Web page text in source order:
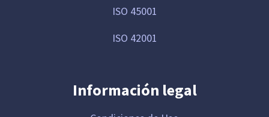
ISO 45001
ISO 42001
Información legal